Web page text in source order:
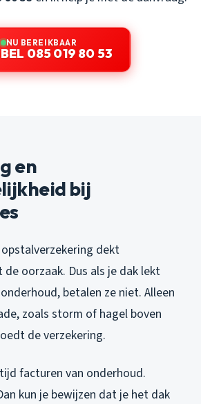
NU BEREIKBAAR
BEL 085 019 80 53
en
bij
dekt
oorzaak. Dus als je dak lekt
betalen ze niet. Alleen
zoals storm of hagel boven
de verzekering.
facturen van onderhoud.
kun je bewijzen dat je het dak